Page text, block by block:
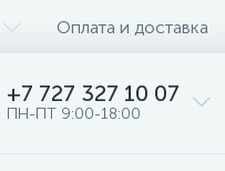
Оплата и доставка
+7 727 327 10 07
ПН-ПТ 9:00-18:00